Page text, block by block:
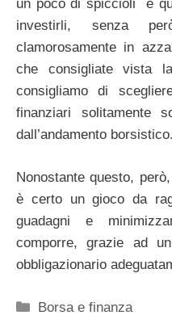
un poco di spiccioli e
investirli, senza
clamorosamente in
che consigliate vista
consigliamo di
finanziari solitamente
dall’andamento borsistico.
Nonostante questo,
è certo un gioco da
guadagni e
comporre, grazie ad
obbligazionario
Categorie
Borsa e finanza